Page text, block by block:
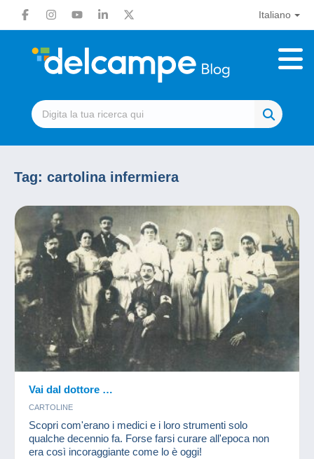
Italiano
Tag: cartolina infermiera
Vai dal dottore …
CARTOLINE
Scopri com'erano i medici e i loro strumenti solo
qualche decennio fa. Forse farsi curare all'epoca non
era così incoraggiante come lo è oggi!